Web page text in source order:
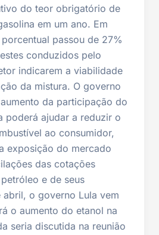
do teor obrigatório de
em um ano. Em
passou de 27%
conduzidos pelo
indicarem a viabilidade
da mistura. O governo
da participação do
poderá ajudar a reduzir o
ao consumidor,
exposição do mercado
das cotações
e de seus
o governo Lula vem
o aumento do etanol na
seria discutida na reunião